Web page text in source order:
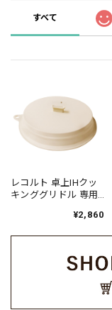
すべて
レコルト 卓上IHクッ
キンググリドル 専用
¥2,860